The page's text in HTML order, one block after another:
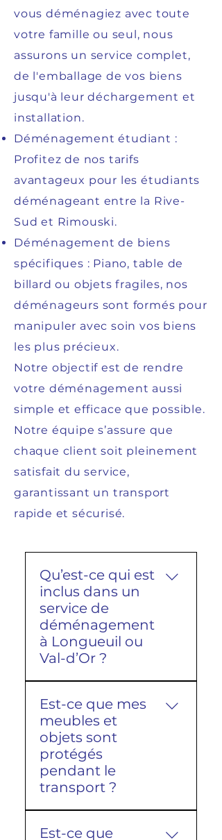
vous déménagiez avec toute
votre famille ou seul, nous
assurons un service complet,
de l'emballage de vos biens
jusqu'à leur déchargement et
installation.
Déménagement étudiant :
Profitez de nos tarifs
avantageux pour les étudiants
déménageant entre la Rive-
Sud et Rimouski.
Déménagement de biens
spécifiques : Piano, table de
billard ou objets fragiles, nos
déménageurs sont formés pour
manipuler avec soin vos biens
les plus précieux.
Notre objectif est de rendre
votre déménagement aussi
simple et efficace que possible.
Notre équipe s’assure que
chaque client soit pleinement
satisfait du service,
garantissant un transport
rapide et sécurisé.
Qu’est-ce qui est
inclus dans un
service de
déménagement
à Longueuil ou
Val-d’Or ?
déménagement entre
Longueuil et Val-d’Or
inclut généralement la
prise en charge complète
de vos biens, depuis
l’emballage jusqu’au
Est-ce que mes
meubles et
objets sont
protégés
pendant le
transport ?
protégés avec des
Est-ce que